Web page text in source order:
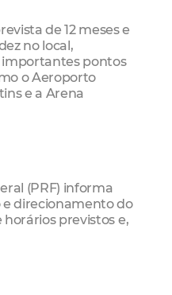
de 12 meses e
no local,
pontos
o Aeroporto
e a Arena
(PRF) informa
e direcionamento do
previstos e,